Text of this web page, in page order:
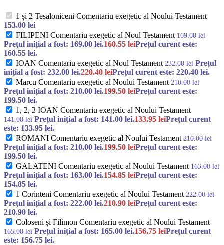
1 și 2 Tesaloniceni Comentariu exegetic al Noului Testament
153.00 lei
FILIPENI Comentariu exegetic al Noul Testament 169.00lei
Prețul inițial a fost: 169.00 lei.160.55 leiPrețul curent este:
160.55 lei.
IOAN Comentariu exegetic al Noul Testament 232.00lei Prețul
inițial a fost: 232.00 lei.220.40 leiPrețul curent este: 220.40 lei.
Marcu Comentariu exegetic al Noului Testament 210.00lei
Prețul inițial a fost: 210.00 lei.199.50 leiPrețul curent este:
199.50 lei.
1, 2, 3 IOAN Comentariu exegetic al Noului Testament
141.00lei Prețul inițial a fost: 141.00 lei.133.95 leiPrețul curent
este: 133.95 lei.
ROMANI Comentariu exegetic al Noului Testament 210.00lei
Prețul inițial a fost: 210.00 lei.199.50 leiPrețul curent este:
199.50 lei.
GALATENI Comentariu exegetic al Noului Testament 163.00lei
Prețul inițial a fost: 163.00 lei.154.85 leiPrețul curent este:
154.85 lei.
1 Corinteni Comentariu exegetic al Noului Testament 222.00lei
Prețul inițial a fost: 222.00 lei.210.90 leiPrețul curent este:
210.90 lei.
Coloseni și Filimon Comentariu exegetic al Noului Testament
165.00lei Prețul inițial a fost: 165.00 lei.156.75 leiPrețul curent
este: 156.75 lei.